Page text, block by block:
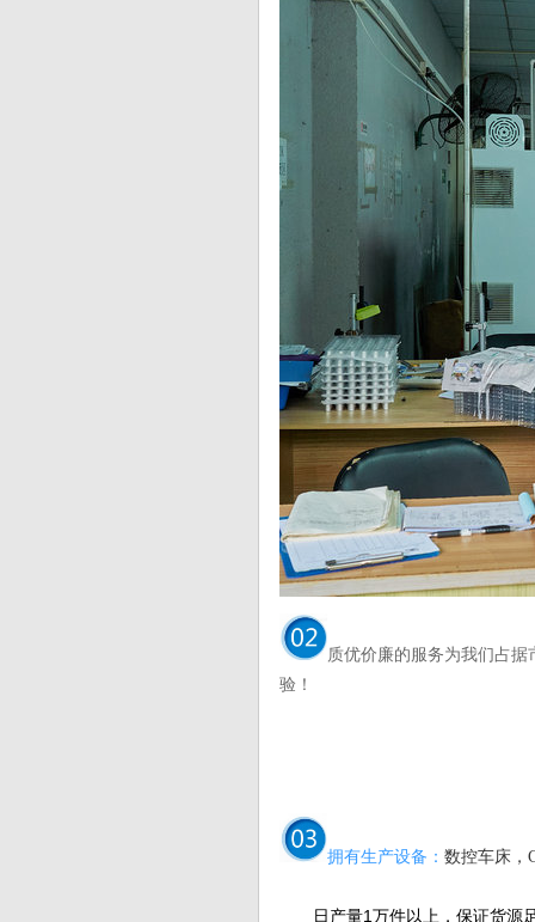
质优价廉的服务为我们占
验！
拥有生产设备： 数控车床，
日产量1万件以上，保证货源